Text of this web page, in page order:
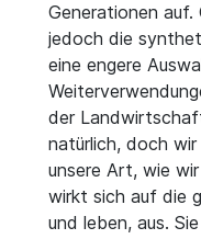
Generationen auf.
jedoch die
eine engere
der
natürlich, doch
unsere Art, wie
wirkt sich auf die
und leben, aus.